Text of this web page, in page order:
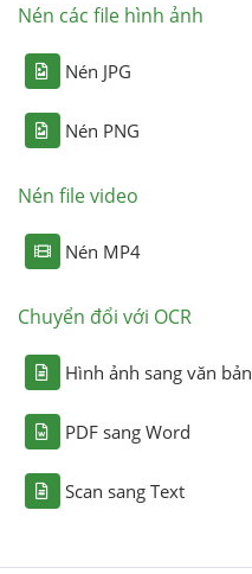
Nén các file hình ảnh
Nén JPG
Nén PNG
Nén file video
Nén MP4
Chuyển đổi với OCR
Hình ảnh sang văn bản
PDF sang Word
Scan sang Text